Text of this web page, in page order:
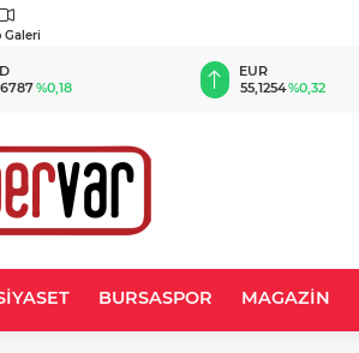
Galeri
%0,18
EUR
55,1254%0,32
BURSASPOR MAGAZİN